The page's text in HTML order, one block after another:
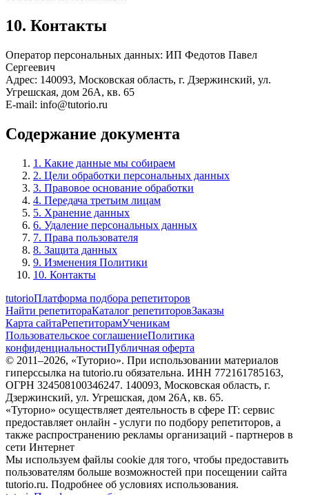
10. Контакты
Оператор персональных данных: ИП Федотов Павел
Сергеевич
Адрес: 140093, Московская область, г. Дзержинский, ул.
Угрешская, дом 26А, кв. 65
E-mail: info@tutorio.ru
Содержание документа
1. Какие данные мы собираем
2. Цели обработки персональных данных
3. Правовое основание обработки
4. Передача третьим лицам
5. Хранение данных
6. Удаление персональных данных
7. Права пользователя
8. Защита данных
9. Изменения Политики
10. Контакты
tutorioПлатформа подбора репетиторов
Найти репетитораКаталог репетиторовЗаказы
Карта сайтаРепетиторамУченикам
Пользовательское соглашениеПолитика
конфиденциальностиПубличная оферта
© 2011–2026, «Туторио». При использовании материалов
гиперссылка на tutorio.ru обязательна. ИНН 772161785163,
ОГРН 324508100346247. 140093, Московская область, г.
Дзержинский, ул. Угрешская, дом 26А, кв. 65.
«Туторио» осуществляет деятельность в сфере IT: сервис
предоставляет онлайн - услуги по подбору репетиторов, а
также распространению рекламы организаций - партнеров в
сети Интернет
Мы используем файлы cookie для того, чтобы предоставить
пользователям больше возможностей при посещении сайта
tutorio.ru. Подробнее об условиях использования.